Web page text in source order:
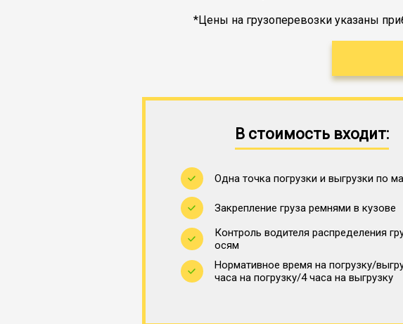
*Цены на грузоперевозки указаны
В стоимость входит:
Одна точка погрузки и выгрузки по
Закрепление груза ремнями в кузове
Контроль водителя распределения
осям
Нормативное время на погрузку/
часа на погрузку/4 часа на выгрузку